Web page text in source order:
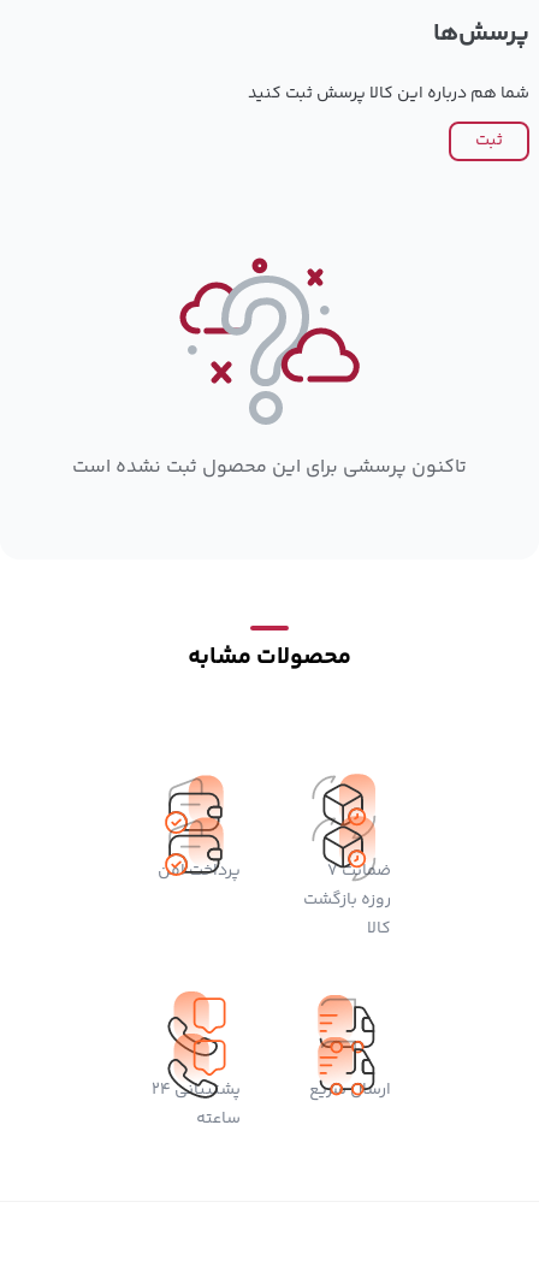
پرسش‌ها
شما هم درباره این کالا پرسش ثبت کنید
ثبت
تاکنون پرسشی برای این محصول ثبت نشده است
محصولات مشابه
ضمانت 7
روزه بازگشت
کالا
پرداخت امن
ارسال سریع
پشتیبانی 24
ساعته